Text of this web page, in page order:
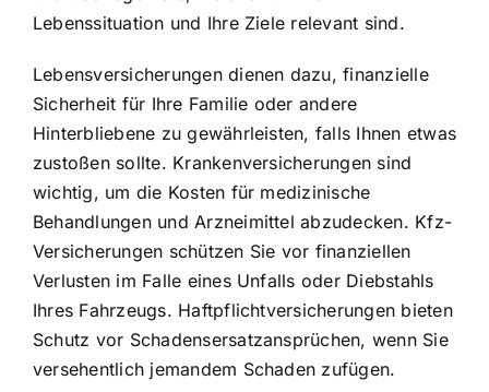
Lebenssituation und Ihre Ziele relevant sind.
Lebensversicherungen dienen dazu, finanzielle
Sicherheit für Ihre Familie oder andere
Hinterbliebene zu gewährleisten, falls Ihnen etwas
zustoßen sollte. Krankenversicherungen sind
wichtig, um die Kosten für medizinische
Behandlungen und Arzneimittel abzudecken. Kfz-
Versicherungen schützen Sie vor finanziellen
Verlusten im Falle eines Unfalls oder Diebstahls
Ihres Fahrzeugs. Haftpflichtversicherungen bieten
Schutz vor Schadensersatzansprüchen, wenn Sie
versehentlich jemandem Schaden zufügen.